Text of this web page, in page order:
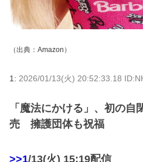
（出典： Amazon ）
1: 2026/01/13(火) 20:52:33.18
「魔法にかける」、初の自
売 擁護団体も祝福
>>1/13(火) 15:19配信